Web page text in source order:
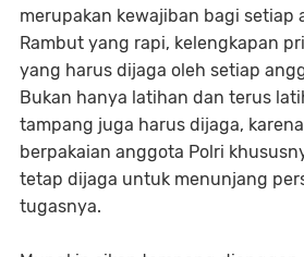
merupakan kewajiban bagi setiap
Rambut yang rapi, kelengkapan
yang harus dijaga oleh setiap
Bukan hanya latihan dan terus
tampang juga harus dijaga,
berpakaian anggota Polri
tetap dijaga untuk menunjang
tugasnya.